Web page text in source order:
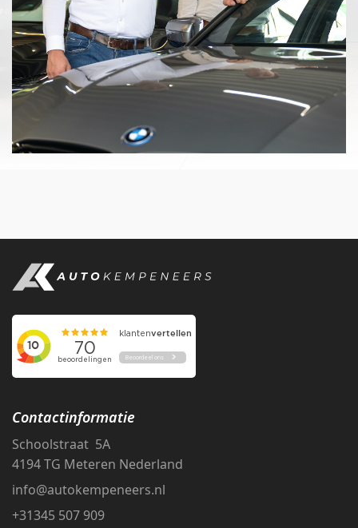
Contactinformatie
Schoolstraat 5A
4194 TG Meteren Nederland
info@autokempeneers.nl
+31345 507 909